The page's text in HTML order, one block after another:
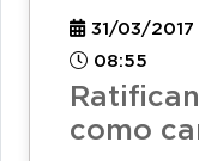
31/03/2017
08:55
como